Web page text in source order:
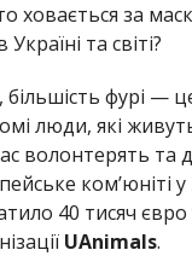
ховається за
та світі?
більшість фурі —
люди, які
волонтерять та
ком’юніті у
40 тисяч євро
UAnimals.